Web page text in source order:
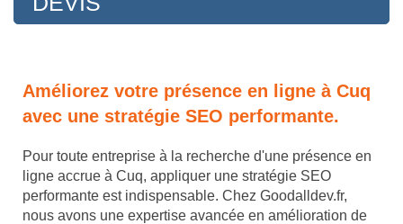
Améliorez votre présence en ligne à Cuq
avec une stratégie SEO performante.
Pour toute entreprise à la recherche d'une présence en
ligne accrue à Cuq, appliquer une stratégie SEO
performante est indispensable. Chez Goodalldev.fr,
nous avons une expertise avancée en amélioration de